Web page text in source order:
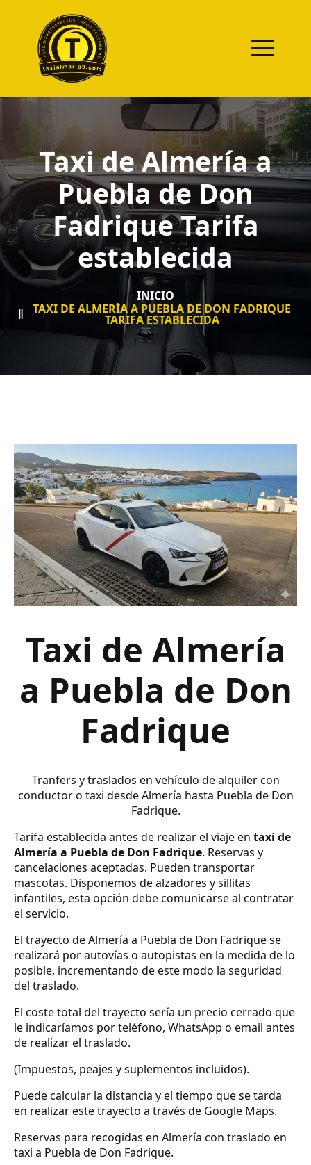
Taxi de Almería a
Puebla de Don
Fadrique Tarifa
establecida
INICIO
TAXI DE ALMERÍA A PUEBLA DE DON FADRIQUE
TARIFA ESTABLECIDA
Taxi de Almería
a Puebla de Don
Fadrique
Tranfers y traslados en vehículo de alquiler con
conductor o taxi desde Almería hasta Puebla de Don
Fadrique.
Tarifa establecida antes de realizar el viaje en taxi de
Almería a Puebla de Don Fadrique. Reservas y
cancelaciones aceptadas. Pueden transportar
mascotas. Disponemos de alzadores y sillitas
infantiles, esta opción debe comunicarse al contratar
el servicio.
El trayecto de Almería a Puebla de Don Fadrique se
realizará por autovías o autopistas en la medida de lo
posible, incrementando de este modo la seguridad
del traslado.
El coste total del trayecto sería un precio cerrado que
le indicaríamos por teléfono, WhatsApp o email antes
de realizar el traslado.
(Impuestos, peajes y suplementos incluidos).
Puede calcular la distancia y el tiempo que se tarda
en realizar este trayecto a través de Google Maps.
Reservas para recogidas en Almería con traslado en
taxi a Puebla de Don Fadrique.